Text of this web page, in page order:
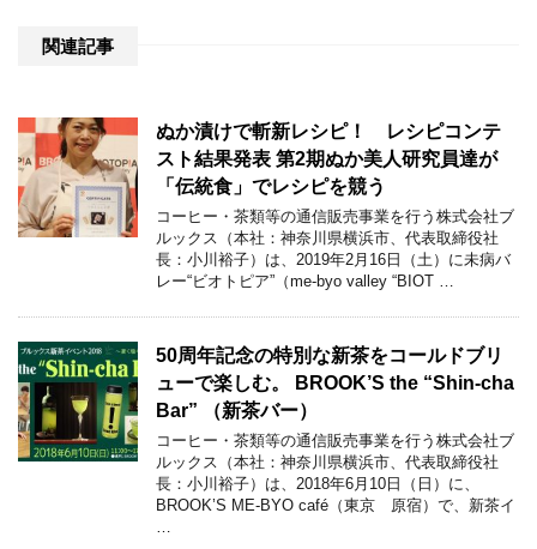
関連記事
ぬか漬けで斬新レシピ！ レシピコンテ
スト結果発表 第2期ぬか美人研究員達が
「伝統食」でレシピを競う
コーヒー・茶類等の通信販売事業を行う株式会社ブ
ルックス（本社：神奈川県横浜市、代表取締役社
長：小川裕子）は、2019年2月16日（土）に未病バ
レー“ビオトピア”（me-byo valley “BIOT …
50周年記念の特別な新茶をコールドブリ
ューで楽しむ。 BROOK’S the “Shin-cha
Bar” （新茶バー）
コーヒー・茶類等の通信販売事業を行う株式会社ブ
ルックス（本社：神奈川県横浜市、代表取締役社
長：小川裕子）は、2018年6月10日（日）に、
BROOK’S ME-BYO café（東京 原宿）で、新茶イ